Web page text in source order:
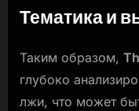
Тематика и
Таким образом,
глубоко
лжи, что может